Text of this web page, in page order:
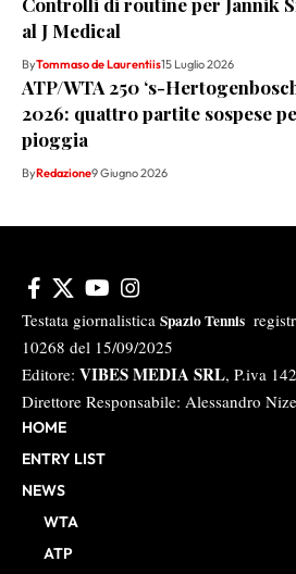
al J Medical
ByTommaso de Laurentiis15 Luglio 2026
ATP/WTA 250 ‘s-
2026: quattro partite sospese
pioggia
ByRedazione9 Giugno 2026
Testata giornalistica Spazio Tennis
10268 del 15/09/2025
Editore: VIBES MEDIA SRL, P.iva
Direttore Responsabile: Alessandro
HOME
ENTRY LIST
NEWS
WTA
ATP